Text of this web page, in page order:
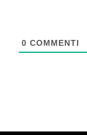
0 COMMENTI